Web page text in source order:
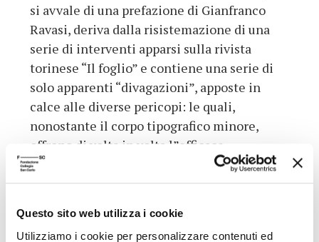
Questo sito web utilizza i cookie
Utilizziamo i cookie per personalizzare contenuti ed
si avvale di una prefazione di Gianfranco
Ravasi, deriva dalla risistemazione di una
serie di interventi apparsi sulla rivista
torinese “Il foglio” e contiene una serie di
solo apparenti “divagazioni”, apposte in
calce alle diverse pericopi: le quali,
nonostante il corpo tipografico minore,
offrono di volta in volta l”efficace
focalizzazione di un termine, dì un tema
centrale, di un’immagine o di una figura. Il
parere di Bodrato, resta in ogni caso il